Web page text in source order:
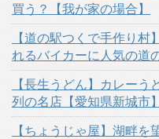
買う？【我が家の場合】
【道の駅つくで手作り
れるバイカーに人気の道
【長生うどん】カレー
列の名店【愛知県新城市】
【ちょうじゃ屋】湖畔